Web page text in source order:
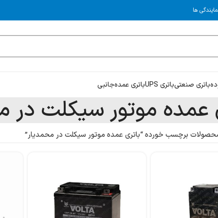
نمایندگی ها
باتری صنعتیباتری UPS باتری عمدهجانبی
عمده موتور سیکلت در
برچسب خورده “باتری عمده موتور سیکلت در محمدیار”